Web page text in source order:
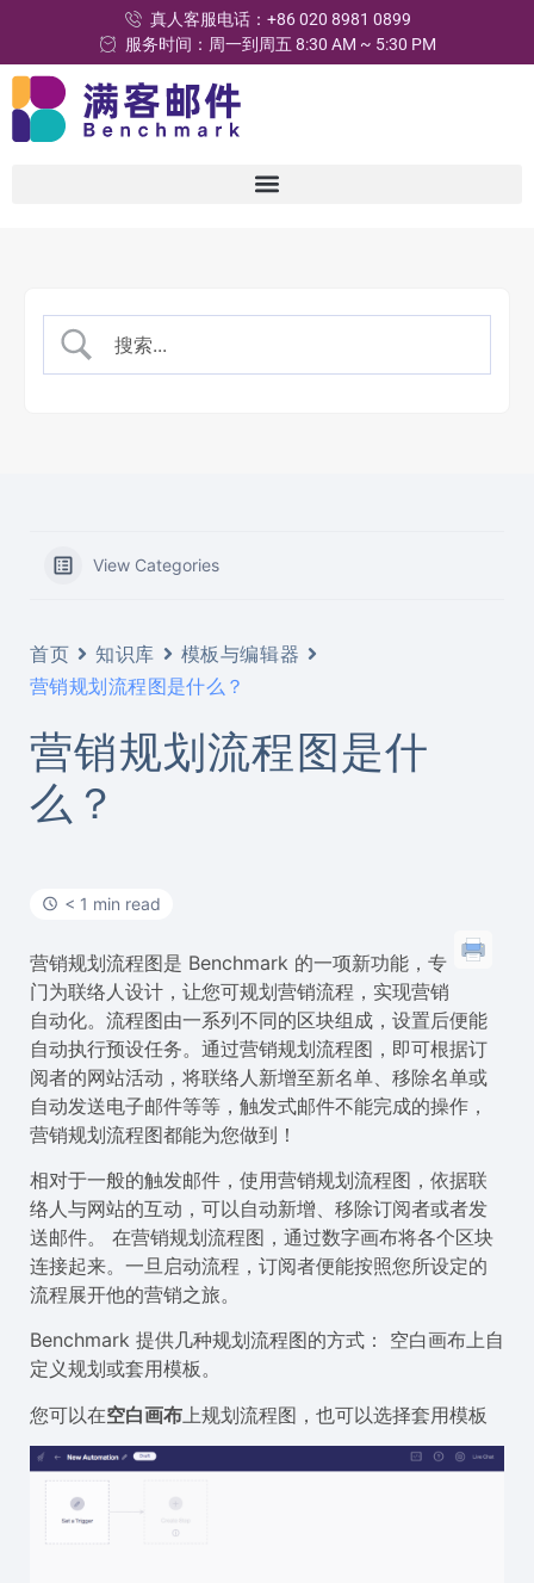
真人客服电话：+86 020 8981 0899
服务时间：周一到周五 8:30 AM ~ 5:30 PM
View Categories
首页 知识库
模板与编辑器
营销规划流程图是什么？
营销规划流程图是什
么？
< 1 min read
营销规划流程图是 Benchmark 的一项新功能，专
门为联络人设计，让您可规划营销流程，实现营销
自动化。流程图由一系列不同的区块组成，设置后便能
自动执行预设任务。通过营销规划流程图，即可根据订
阅者的网站活动，将联络人新增至新名单、移除名单或
自动发送电子邮件等等，触发式邮件不能完成的操作，
营销规划流程图都能为您做到！
相对于一般的触发邮件，使用营销规划流程图，依据联
络人与网站的互动，可以自动新增、移除订阅者或者发
送邮件。 在营销规划流程图，通过数字画布将各个区块
连接起来。一旦启动流程，订阅者便能按照您所设定的
流程展开他的营销之旅。
Benchmark 提供几种规划流程图的方式： 空白画布上自
定义规划或套用模板。
您可以在空白画布 上规划流程图，也可以选择套用模板